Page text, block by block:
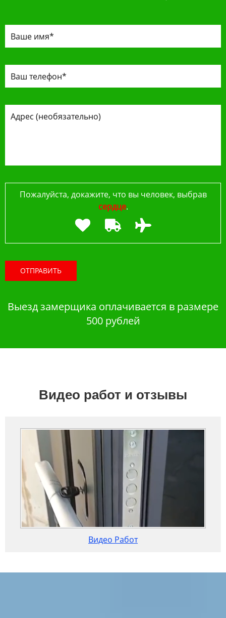
Пожалуйста, докажите, что вы человек, выбрав
сердце.
ОТПРАВИТЬ
Выезд замерщика оплачивается в размере
500 рублей
Видео работ и отзывы
Видео Работ